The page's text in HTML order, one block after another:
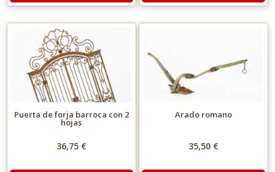
Puerta de forja barroca con 2
hojas
36,75 €
Arado romano
35,50 €